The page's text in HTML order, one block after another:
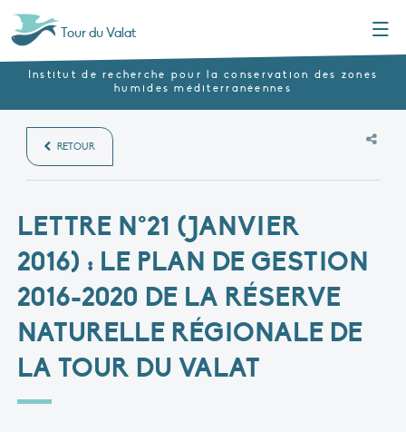
Tour du Valat
Institut de recherche pour la conservation des zones
humides méditerranéennes
RETOUR
LETTRE N°21 (JANVIER
2016) : LE PLAN DE GESTION
2016-2020 DE LA RÉSERVE
NATURELLE RÉGIONALE DE
LA TOUR DU VALAT